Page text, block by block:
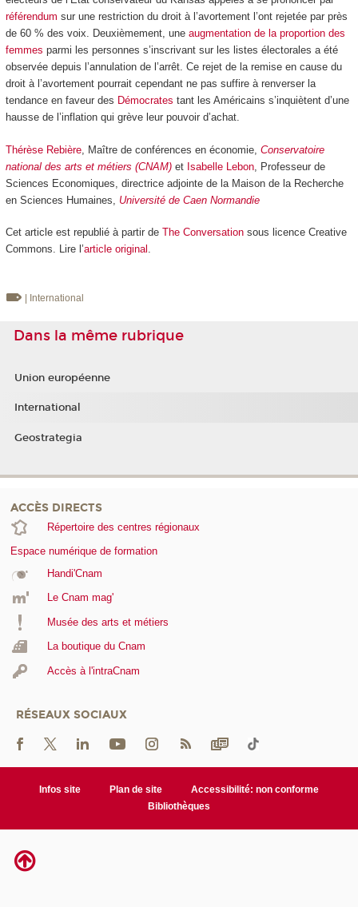
référendum sur une restriction du droit à l’avortement l’ont rejetée par près
de 60 % des voix. Deuxièmement, une augmentation de la proportion des
femmes parmi les personnes s’inscrivant sur les listes électorales a été
observée depuis l’annulation de l’arrêt. Ce rejet de la remise en cause du
droit à l’avortement pourrait cependant ne pas suffire à renverser la
tendance en faveur des Démocrates tant les Américains s’inquiètent d’une
hausse de l’inflation qui grève leur pouvoir d’achat.
Thérèse Rebière, Maître de conférences en économie, Conservatoire
national des arts et métiers (CNAM)et Isabelle Lebon, Professeur de
Sciences Economiques, directrice adjointe de la Maison de la Recherche
en Sciences Humaines, Université de Caen Normandie
Cet article est republié à partir de The Conversationsous licence Creative
Commons. Lire l’article original .
| International
Dans la même rubrique
Union européenne
International
Geostrategia
ACCÈS DIRECTS
Répertoire des centres régionaux
Espace numérique de formation
Handi'Cnam
Le Cnam mag'
Musée des arts et métiers
La boutique du Cnam
Accès à l'intraCnam
RÉSEAUX SOCIAUX
Infos site Plan de site
Accessibilité: non conforme
Bibliothèques